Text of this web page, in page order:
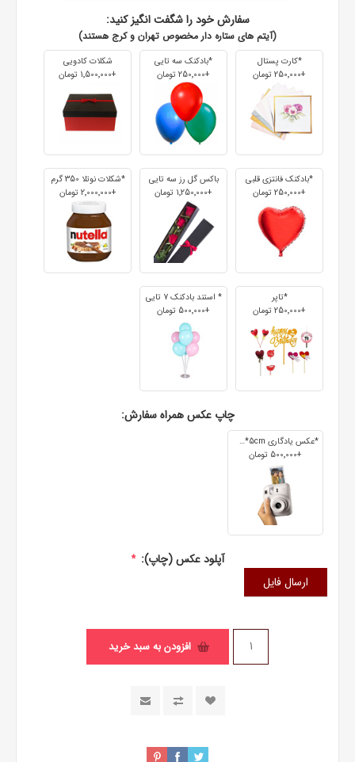
سفارش خود را شگفت انگیز کنید:
(آیتم های ستاره دار مخصوص تهران و کرج هستند)
*کارت پستال
+250٬000 تومان
*بادکنک سه تایی
+250٬000 تومان
شکلات کادویی
+1٬500٬000 تومان
*بادکنک فانتزی قلبی
+250٬000 تومان
باکس گل رز سه تایی
+1٬250٬000 تومان
*شکلات نوتلا 350 گرم
+2٬000٬000 تومان
*تاپر
+250٬000 تومان
* استند بادکنک 7 تایی
+500٬000 تومان
چاپ عکس همراه سفارش:
*عکس یادگاری 7cm*5cm
+500٬000 تومان
آپلود عکس (چاپ): *
ارسال فایل
افزودن به سبد خرید